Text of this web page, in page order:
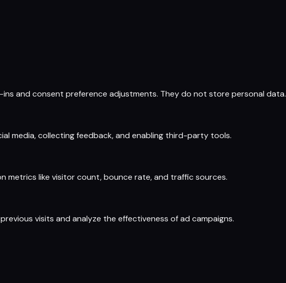
and consent preference adjustments. They do not store personal data.
media, collecting feedback, and enabling third-party tools.
metrics like visitor count, bounce rate, and traffic sources.
visits and analyze the effectiveness of ad campaigns.